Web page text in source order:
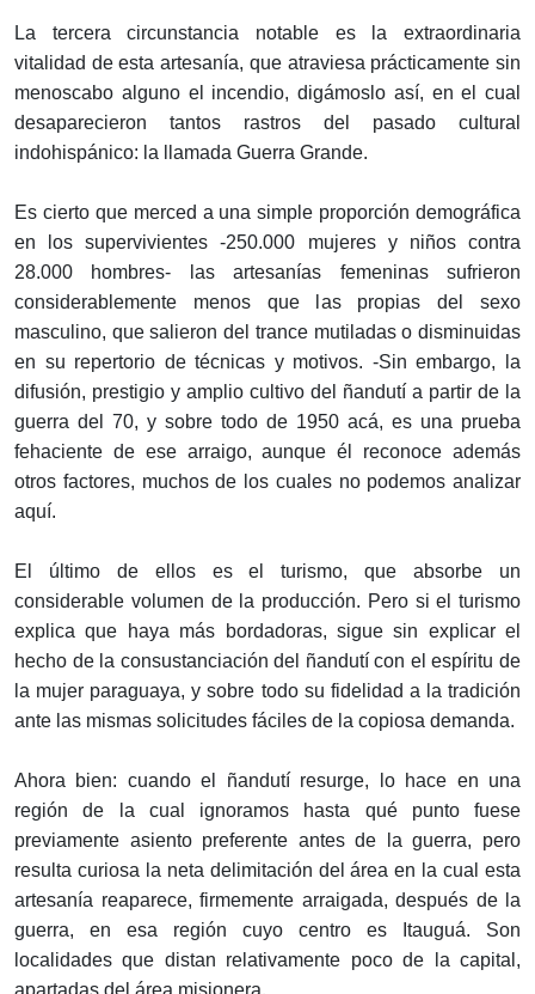
La tercera circunstancia notable es la extraordinaria
vitalidad de esta artesanía, que atraviesa prácticamente sin
menoscabo alguno el incendio, digámoslo así, en el cual
desaparecieron tantos rastros del pasado cultural
indohispánico: la llamada Guerra Grande.
Es cierto que merced a una simple proporción demográfica
en los supervivientes -250.000 mujeres y niños contra
28.000 hombres- las artesanías femeninas sufrieron
considerablemente menos que las propias del sexo
masculino, que salieron del trance mutiladas o disminuidas
en su repertorio de técnicas y motivos. -Sin embargo, la
difusión, prestigio y amplio cultivo del ñandutí a partir de la
guerra del 70, y sobre todo de 1950 acá, es una prueba
fehaciente de ese arraigo, aunque él reconoce además
otros factores, muchos de los cuales no podemos analizar
aquí.
El último de ellos es el turismo, que absorbe un
considerable volumen de la producción. Pero si el turismo
explica que haya más bordadoras, sigue sin explicar el
hecho de la consustanciación del ñandutí con el espíritu de
la mujer paraguaya, y sobre todo su fidelidad a la tradición
ante las mismas solicitudes fáciles de la copiosa demanda.
Ahora bien: cuando el ñandutí resurge, lo hace en una
región de la cual ignoramos hasta qué punto fuese
previamente asiento preferente antes de la guerra, pero
resulta curiosa la neta delimitación del área en la cual esta
artesanía reaparece, firmemente arraigada, después de la
guerra, en esa región cuyo centro es Itauguá. Son
localidades que distan relativamente poco de la capital,